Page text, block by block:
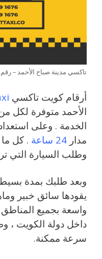
تاكسي مدينة صباح الأحمد –
أرقام كويت تاكسي
الأحمد متوفرة لكل
الخدمة . وعلى
مدار
. كل ما
وطلب السيارة التي
وبعد طلبك بمدة
يقودها سائق خبير
واسعة بجميع
داخل دولة الكويت ،
سرعة ممكنة.